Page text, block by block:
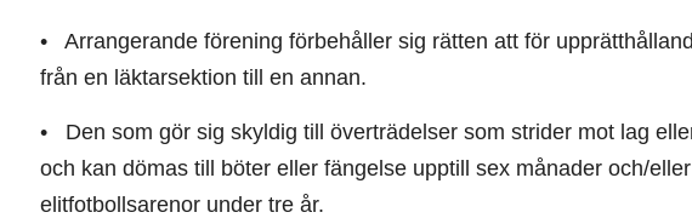
• Arrangerande förening förbehåller sig rätten att för
från en läktarsektion till en annan.
• Den som gör sig skyldig till överträdelser som strider mot lag
och kan dömas till böter eller fängelse upptill sex månader och/
elitfotbollsarenor under tre år.